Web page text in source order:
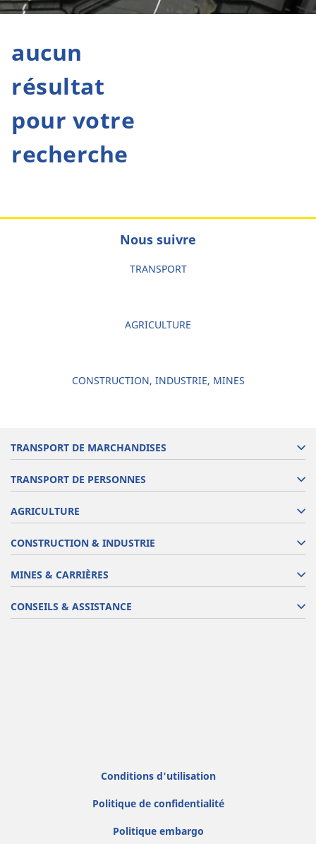
aucun
résultat
pour votre
recherche
Nous suivre
TRANSPORT
AGRICULTURE
CONSTRUCTION, INDUSTRIE, MINES
TRANSPORT DE MARCHANDISES
TRANSPORT DE PERSONNES
AGRICULTURE
CONSTRUCTION & INDUSTRIE
MINES & CARRIÈRES
CONSEILS & ASSISTANCE
Conditions d'utilisation
Politique de confidentialité
Politique embargo